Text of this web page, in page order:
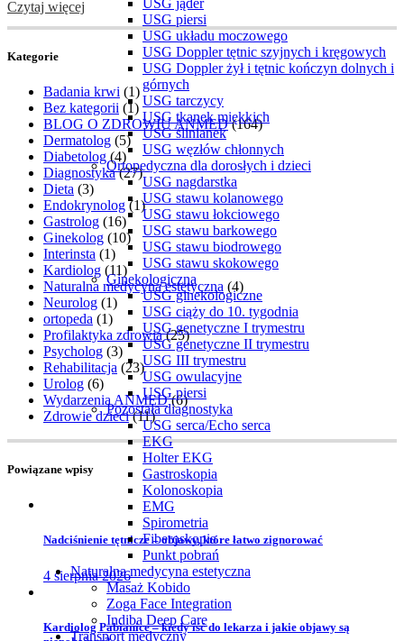
USG jąder
USG piersi
USG układu moczowego
USG Doppler tętnic szyjnych i kręgowych
USG Doppler żył i tętnic kończyn dolnych i
górnych
USG tarczycy
USG tkanek miękkich
USG ślinianek
USG węzłów chłonnych
Ortopedyczna dla dorosłych i dzieci
USG nagdarstka
USG stawu kolanowego
USG stawu łokciowego
USG stawu barkowego
USG stawu biodrowego
USG stawu skokowego
Ginekologiczna
USG ginekologiczne
USG ciąży do 10. tygodnia
USG genetyczne I trymestru
USG genetyczne II trymestru
USG III trymestru
USG owulacyjne
USG piersi
Pozostała diagnostyka
USG serca/Echo serca
EKG
Holter EKG
Gastroskopia
Kolonoskopia
EMG
Spirometria
Fiberoskopia
Punkt pobrań
Naturalna medycyna estetyczna
Masaż Kobido
Zoga Face Integration
Indiba Deep Care
Transport medyczny
Czytaj więcej
Kategorie
Badania krwi (1)
Bez kategorii (1)
BLOG O ZDROWIU ANMED(164)
Dermatolog (5)
Diabetolog (4)
Diagnostyka(27)
Dieta (3)
Endokrynolog(1)
Gastrolog (16)
Ginekolog (10)
Interinsta (1)
Kardiolog (11)
Naturalna medycyna estetyczna (4)
Neurolog (1)
ortopeda (1)
Profilaktyka zdrowia(25)
Psycholog (3)
Rehabilitacja (23)
Urolog (6)
Wydarzenia ANMED(6)
Zdrowie dzieci(11)
Powiązane wpisy
Nadciśnienie tętnicze – objawy, które łatwo zignorować
4 sierpnia 2026
Kardiolog Pabianice – kiedy iść do lekarza i jakie objawy są